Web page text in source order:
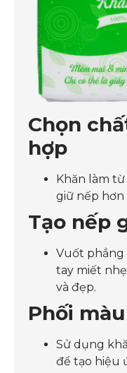
Chọn
hợp
Khăn làm
giữ nếp hơn
Tạo nếp
Vuốt phẳng
tay miết
và đẹp.
Phối
Sử dụng
để tạo hiệu